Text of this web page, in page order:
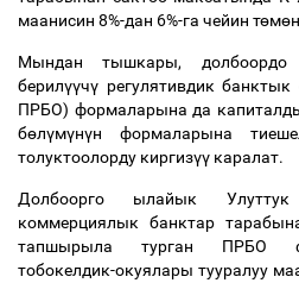
маанисин 8%-дан 6%-га чейин төмө
Мындан тышкары, долбоордо
берилүүчү регулятивдик
ПРБО) формаларына да
бөлүмүнүн формаларына
толуктоолорду киргизүү каралат.
Долбоорго ылайык
коммерциялык банктар
тапшырыла турган ПРБО
тобокелдик-окуялары тууралуу